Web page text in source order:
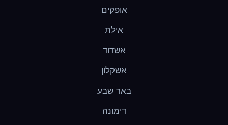
אופקים
אילת
אשדוד
אשקלון
באר שבע
דימונה